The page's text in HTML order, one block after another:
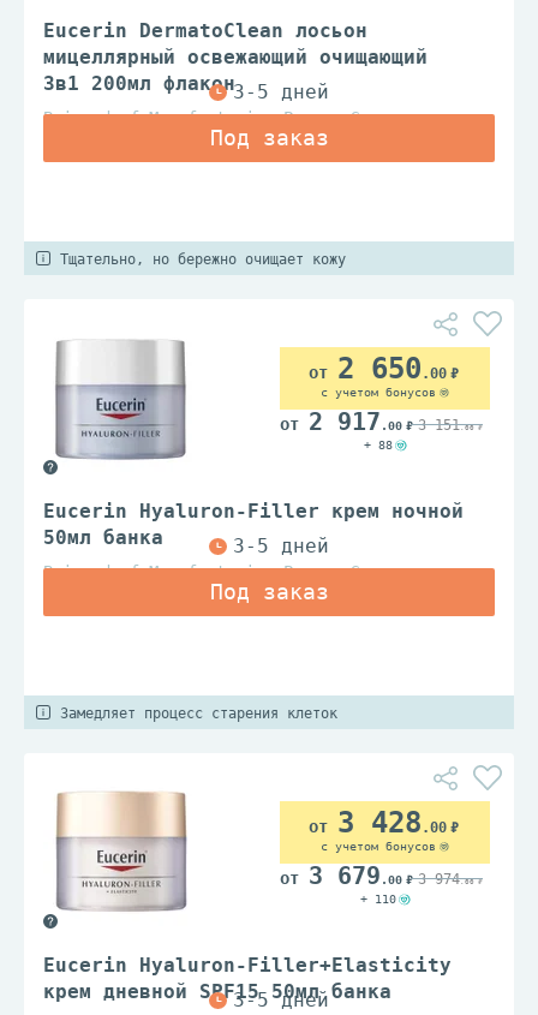
Eucerin DermatoClean лосьон
мицеллярный освежающий очищающий
3в1 200мл флакон
Beiersdorf Manufacturing Poznan Sp.z.o.o.
Тщательно, но бережно очищает кожу
Eucerin Hyaluron-Filler крем ночной
50мл банка
Beiersdorf Manufacturing Poznan Sp.z.o.o.
2 650 .00
с учетом бонусов
2 917 .00 3 151.00
+ 88
Замедляет процесс старения клеток
Eucerin Hyaluron-Filler+Elasticity
крем дневной SPF15 50мл банка
3 428 .00
с учетом бонусов
3 679 .00 3 974.00
+ 110